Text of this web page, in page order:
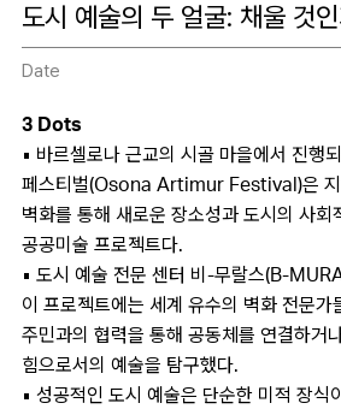
도시 예술의 두 얼굴: 채울 것
Date
3 Dots
▪ 바르셀로나 근교의 시골 마을에서 진행
페스티벌(Osona Artimur Festival)은 지
벽화를 통해 새로운 장소성과 도시의 사회
공공미술 프로젝트다.
▪ 도시 예술 전문 센터 비-무랄스(B-
이 프로젝트에는 세계 유수의 벽화 전문가
주민과의 협력을 통해 공동체를 연결하거
힘으로서의 예술을 탐구했다.
▪ 성공적인 도시 예술은 단순한 미적 장식